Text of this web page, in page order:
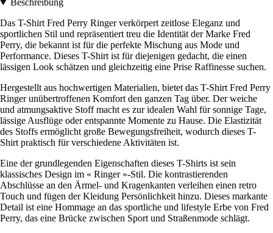
Beschreibung
Das T-Shirt Fred Perry Ringer verkörpert zeitlose Eleganz und
sportlichen Stil und repräsentiert treu die Identität der Marke Fred
Perry, die bekannt ist für die perfekte Mischung aus Mode und
Performance. Dieses T-Shirt ist für diejenigen gedacht, die einen
lässigen Look schätzen und gleichzeitig eine Prise Raffinesse suchen.
Hergestellt aus hochwertigen Materialien, bietet das T-Shirt Fred Perry
Ringer unübertroffenen Komfort den ganzen Tag über. Der weiche
und atmungsaktive Stoff macht es zur idealen Wahl für sonnige Tage,
lässige Ausflüge oder entspannte Momente zu Hause. Die Elastizität
des Stoffs ermöglicht große Bewegungsfreiheit, wodurch dieses T-
Shirt praktisch für verschiedene Aktivitäten ist.
Eine der grundlegenden Eigenschaften dieses T-Shirts ist sein
klassisches Design im « Ringer »-Stil. Die kontrastierenden
Abschlüsse an den Ärmel- und Kragenkanten verleihen einen retro
Touch und fügen der Kleidung Persönlichkeit hinzu. Dieses markante
Detail ist eine Hommage an das sportliche und lifestyle Erbe von Fred
Perry, das eine Brücke zwischen Sport und Straßenmode schlägt.